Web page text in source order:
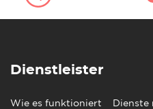
Dienstleister
Wie es funktioniert Dienste